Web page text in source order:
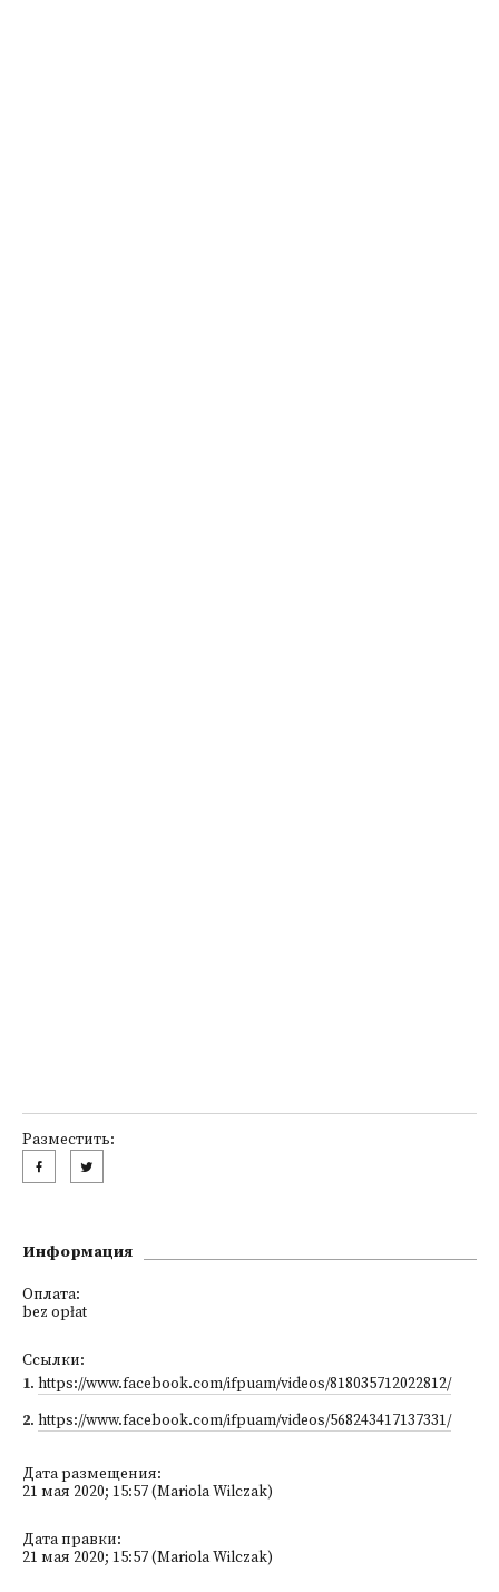
Разместить:
Информация
Оплата:
bez opłat
Ссылки:
1. https://www.facebook.com/ifpuam/videos/818035712022812/
2. https://www.facebook.com/ifpuam/videos/568243417137331/
Дата размещения:
21 мая 2020; 15:57 (Mariola Wilczak)
Дата правки:
21 мая 2020; 15:57 (Mariola Wilczak)